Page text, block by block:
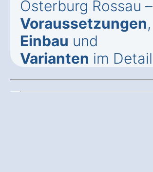
Osterburg Rossau –
Voraussetzungen,
Einbau und
Varianten im Detail